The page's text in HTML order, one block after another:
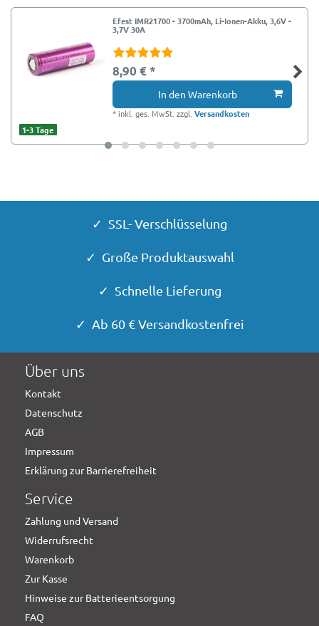
Efest IMR21700 - 3700mAh, Li-Ionen-Akku, 3,6V -
3,7V 30A
8,90 € *
In den Warenkorb
* inkl. ges. MwSt. zzgl.Versandkosten
1-3 Tage
✓ SSL- Verschlüsselung
✓ Große Produktauswahl
✓ Schnelle Lieferung
✓ Ab 60 € Versandkostenfrei
Über uns
Kontakt
Datenschutz
AGB
Impressum
Erklärung zur Barrierefreiheit
Service
Zahlung und Versand
Widerrufsrecht
Warenkorb
Zur Kasse
Hinweise zur Batterieentsorgung
FAQ